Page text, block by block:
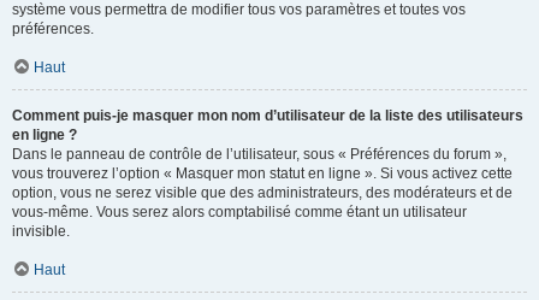
système vous permettra de modifier tous vos paramètres et toutes vos
préférences.
Haut
Comment puis-je masquer mon nom d’utilisateur de la liste des utilisateurs
en ligne ?
Dans le panneau de contrôle de l’utilisateur, sous « Préférences du forum »,
vous trouverez l’option « Masquer mon statut en ligne ». Si vous activez cette
option, vous ne serez visible que des administrateurs, des modérateurs et de
vous-même. Vous serez alors comptabilisé comme étant un utilisateur
invisible.
Haut